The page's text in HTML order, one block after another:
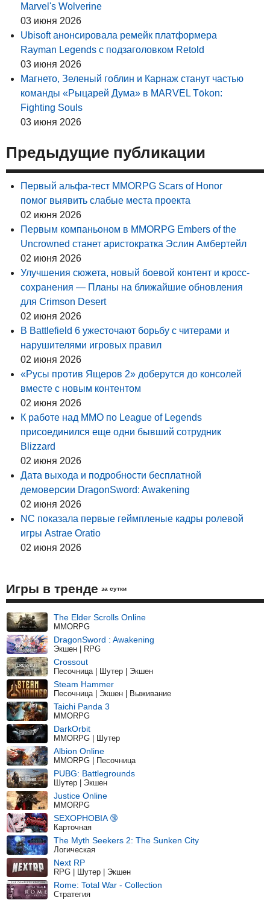
Marvel's Wolverine
03 июня 2026
Ubisoft анонсировала ремейк платформера
Rayman Legends с подзаголовком Retold
03 июня 2026
Магнето, Зеленый гоблин и Карнаж станут частью
команды «Рыцарей Дума» в MARVEL Tōkon:
Fighting Souls
03 июня 2026
Предыдущие публикации
Первый альфа-тест MMORPG Scars of Honor
помог выявить слабые места проекта
02 июня 2026
Первым компаньоном в MMORPG Embers of the
Uncrowned станет аристократка Эслин Амбертейл
02 июня 2026
Улучшения сюжета, новый боевой контент и кросс-
сохранения — Планы на ближайшие обновления
для Crimson Desert
02 июня 2026
В Battlefield 6 ужесточают борьбу с читерами и
нарушителями игровых правил
02 июня 2026
«Русы против Ящеров 2» доберутся до консолей
вместе с новым контентом
02 июня 2026
К работе над MMO по League of Legends
присоединился еще одни бывший сотрудник
Blizzard
02 июня 2026
Дата выхода и подробности бесплатной
демоверсии DragonSword: Awakening
02 июня 2026
NC показала первые геймпленые кадры ролевой
игры Astrae Oratio
02 июня 2026
Игры в тренде за сутки
The Elder Scrolls Online
MMORPG
DragonSword : Awakening
Экшен | RPG
Crossout
Песочница | Шутер | Экшен
Steam Hammer
Песочница | Экшен | Выживание
Taichi Panda 3
MMORPG
DarkOrbit
MMORPG | Шутер
Albion Online
MMORPG | Песочница
PUBG: Battlegrounds
Шутер | Экшен
Justice Online
MMORPG
SEXOPHOBIA 🔞
Карточная
The Myth Seekers 2: The Sunken City
Логическая
Next RP
RPG | Шутер | Экшен
Rome: Total War - Collection
Стратегия